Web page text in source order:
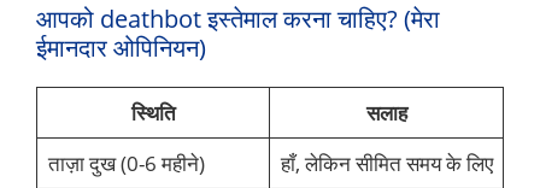
आपको deathbot इस्तेमाल करना चाहिए? (मेरा
ईमानदार ओपिनियन)
स्थिति
सलाह
ताज़ा दुख (0-6 महीने)
हाँ, लेकिन सीमित समय के लिए